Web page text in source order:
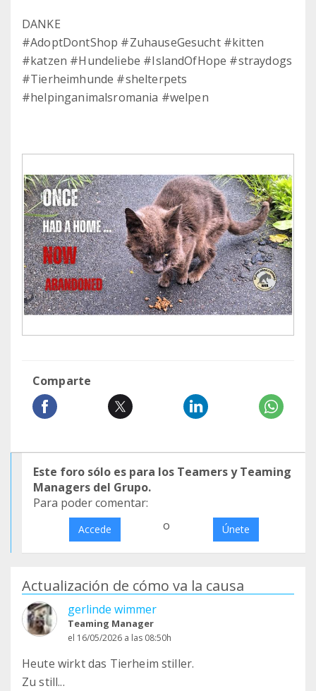
DANKE
#AdoptDontShop #ZuhauseGesucht #kitten
#katzen #Hundeliebe #IslandOfHope #straydogs
#Tierheimhunde #shelterpets
#helpinganimalsromania #welpen
Comparte
Este foro sólo es para los Teamers y Teaming
Managers del Grupo.
Para poder comentar:
Accede o Únete
Actualización de cómo va la causa
gerlinde wimmer
Teaming Manager
el 16/05/2026 a las 08:50h
Heute wirkt das Tierheim stiller.
Zu still...